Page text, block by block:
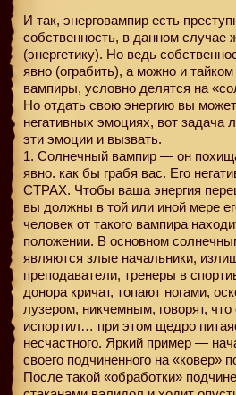
И так, энерговампир есть
собственность, в данном случае
(энергетику). Но ведь
явно (ограбить), а можно и
вампиры, условно делятся на
Но отдать свою энергию вы
негативных эмоциях, вот задача
эти эмоции и вызвать.
1. Солнечный вампир — он
явно. как бы грабя вас. Его
СТРАХ. Чтобы ваша энергия
вы должны в той или иной мере
человек от такого вампира
положении. В основном
являются злые начальники,
преподаватели, тренеры в
донора кричат, топают ногами,
лузером, никчемным, говорят,
испортил… при этом щедро
несчастного. Яркий пример —
своего подчиненного на «ковер»
После такой «обработки»